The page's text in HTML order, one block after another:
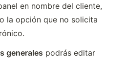
en nombre del cliente,
la opción que no solicita
generales podrás editar